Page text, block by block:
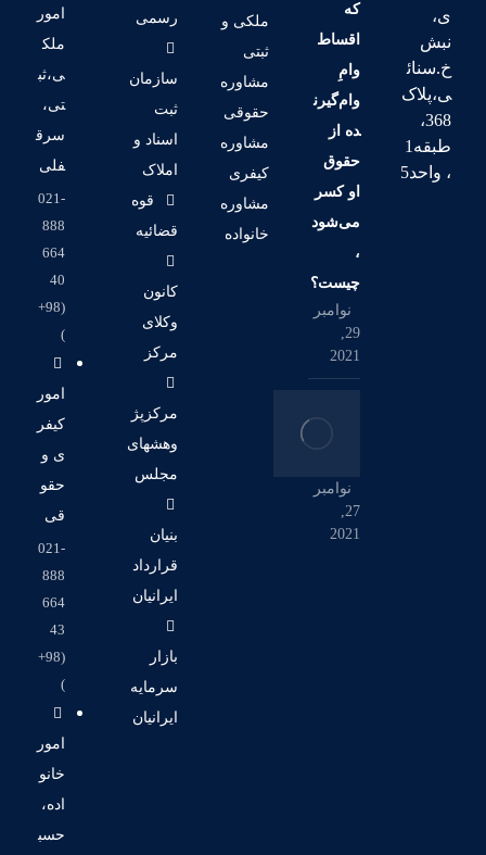
ی،
نبش
خ.سنائ
ی،پلاک
368،
طبقه1
، واحد5
که
اقساط
وامِ
وام‌گیرن
ده از
حقوق
او کسر
می‌شود
،
چیست؟
نوامبر
29,
2021
نوامبر
27,
2021
ملکی و
ثبتی
مشاوره
حقوقی
مشاوره
کیفری
مشاوره
خانواده
رسمی
سازمان
ثبت
اسناد و
املاک
قوه
قضائیه
کانون
وکلای
مرکز
مرکزپژ
وهشهای
مجلس
بنیان
قرارداد
ایرانیان
بازار
سرمایه
ایرانیان
امور
ملک
ی،ثب
تی،
سرق
فلی
021-
888
664
40
(98+
)
امور
کیفر
ی و
حقو
قی
021-
888
664
43
(98+
)
امور
خانو
اده،
حسب